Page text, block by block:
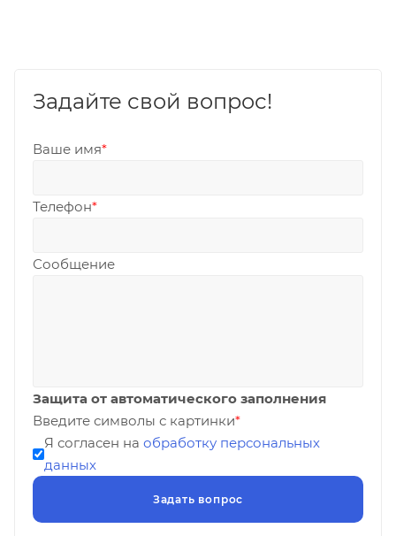
Задайте свой вопрос!
Ваше имя*
Телефон*
Сообщение
Защита от автоматического заполнения
Введите символы с картинки*
Я согласен на обработку персональных
данных